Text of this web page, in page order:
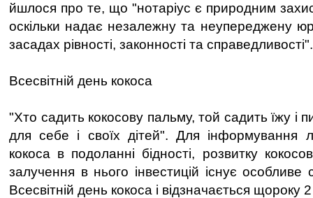
йшлося про те, що "нотаріус є природним
оскільки надає незалежну та неупереджену
засадах рівності, законності та справедливості".
Всесвітній день кокоса
"Хто садить кокосову пальму, той садить їжу і
для себе і своїх дітей". Для інформування
кокоса в подоланні бідності, розвитку
залучення в нього інвестицій існує
Всесвітній день кокоса і відзначається щороку